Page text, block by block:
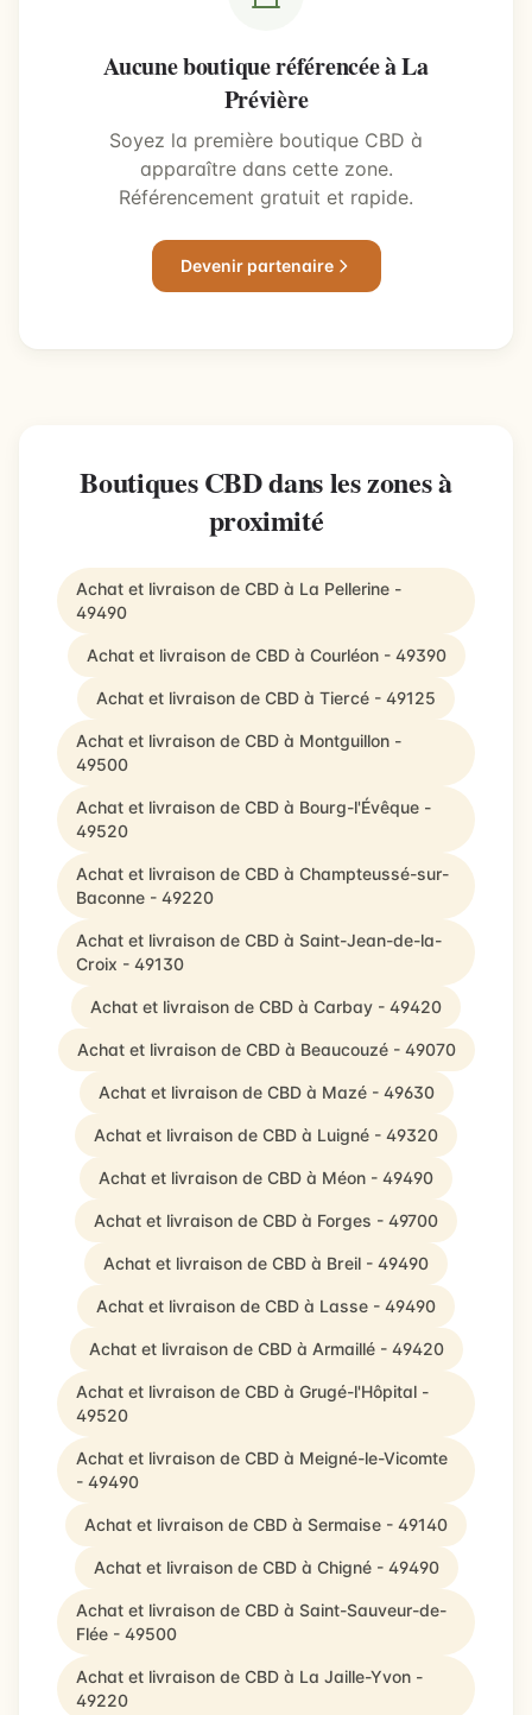
Aucune boutique référencée à La
Prévière
Soyez la première boutique CBD à
apparaître dans cette zone.
Référencement gratuit et rapide.
Devenir partenaire
Boutiques CBD dans les zones à
proximité
Achat et livraison de CBD à La Pellerine -
49490
Achat et livraison de CBD à Courléon - 49390
Achat et livraison de CBD à Tiercé - 49125
Achat et livraison de CBD à Montguillon -
49500
Achat et livraison de CBD à Bourg-l'Évêque -
49520
Achat et livraison de CBD à Champteussé-sur-
Baconne - 49220
Achat et livraison de CBD à Saint-Jean-de-la-
Croix - 49130
Achat et livraison de CBD à Carbay - 49420
Achat et livraison de CBD à Beaucouzé - 49070
Achat et livraison de CBD à Mazé - 49630
Achat et livraison de CBD à Luigné - 49320
Achat et livraison de CBD à Méon - 49490
Achat et livraison de CBD à Forges - 49700
Achat et livraison de CBD à Breil - 49490
Achat et livraison de CBD à Lasse - 49490
Achat et livraison de CBD à Armaillé - 49420
Achat et livraison de CBD à Grugé-l'Hôpital -
49520
Achat et livraison de CBD à Meigné-le-Vicomte
- 49490
Achat et livraison de CBD à Sermaise - 49140
Achat et livraison de CBD à Chigné - 49490
Achat et livraison de CBD à Saint-Sauveur-de-
Flée - 49500
Achat et livraison de CBD à La Jaille-Yvon -
49220